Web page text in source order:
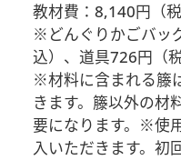
教材費：8,140円（税
※どんぐりかごバッ
込）、道具726円（
※材料に含まれる籐
きます。籐以外の材
要になります。※使
入いただきます。初